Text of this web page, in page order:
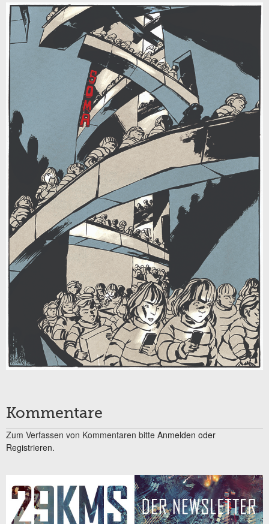
Kommentare
Zum Verfassen von Kommentaren bitte Anmelden oder
Registrieren.